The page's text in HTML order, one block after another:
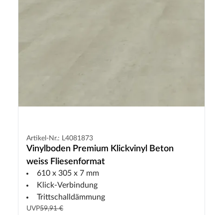
Artikel-Nr.: L4081873
Vinylboden Premium Klickvinyl Beton
weiss Fliesenformat
610 x 305 x 7 mm
Klick-Verbindung
Trittschalldämmung
UVP59,91 €